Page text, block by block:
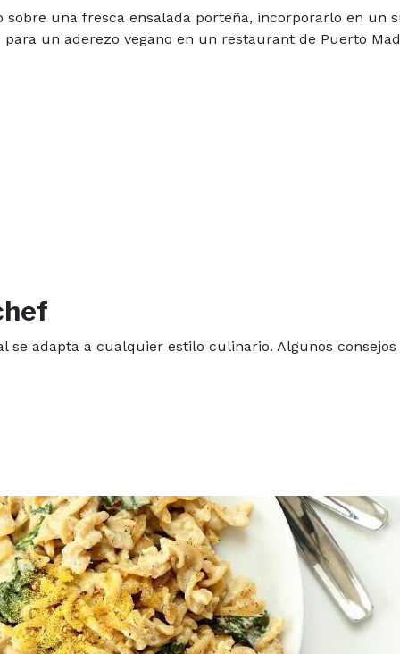
una fresca ensalada porteña, incorporarlo en un
un aderezo vegano en un restaurant de Puerto
se adapta a cualquier estilo culinario. Algunos